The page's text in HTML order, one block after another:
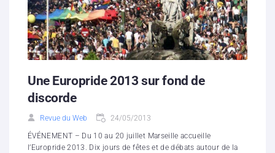
Une Europride 2013 sur fond de
discorde
Revue du Web 24/05/2013
ÉVÉNEMENT – Du 10 au 20 juillet Marseille accueille
l’Europride 2013. Dix jours de fêtes et de débats autour de la